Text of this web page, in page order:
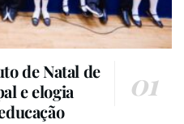
de Natal de
e elogia